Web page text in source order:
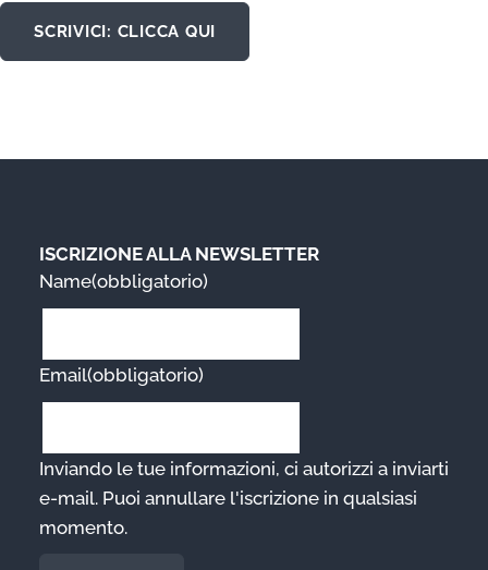
SCRIVICI: CLICCA QUI
ISCRIZIONE ALLA NEWSLETTER
Name(obbligatorio)
Email(obbligatorio)
Inviando le tue informazioni, ci autorizzi a inviarti
e-mail. Puoi annullare l'iscrizione in qualsiasi
momento.